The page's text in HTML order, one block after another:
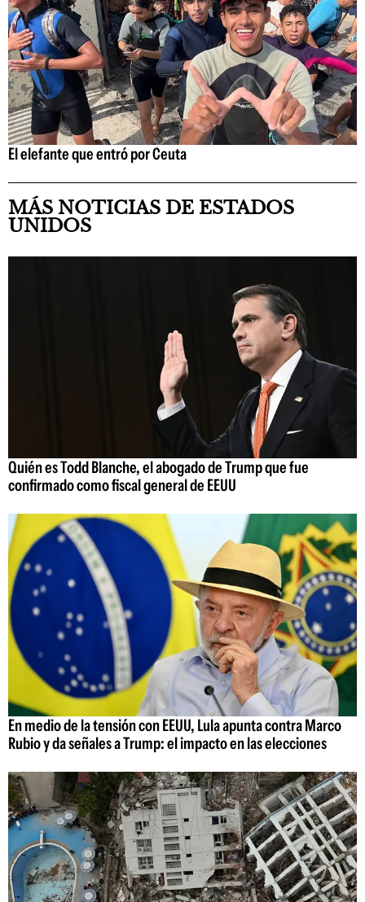
El elefante que entró por Ceuta
MÁS NOTICIAS DE ESTADOS
UNIDOS
Quién es Todd Blanche, el abogado de Trump que fue
confirmado como fiscal general de EEUU
En medio de la tensión con EEUU, Lula apunta contra Marco
Rubio y da señales a Trump: el impacto en las elecciones